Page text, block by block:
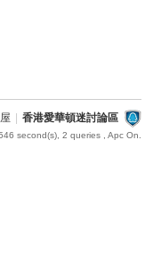
香港愛華頓迷討論區
second(s), 2 queries , Apc On.